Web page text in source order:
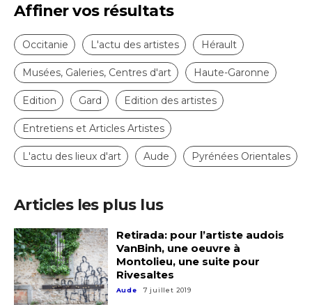
Affiner vos résultats
Occitanie L'actu des artistes Hérault
Musées, Galeries, Centres d'art Haute-Garonne
Edition Gard Edition des artistes
Entretiens et Articles Artistes
L'actu des lieux d'art Aude Pyrénées Orientales
Articles les plus lus
Retirada: pour l’artiste audois
VanBinh, une oeuvre à
Montolieu, une suite pour
Rivesaltes
Aude 7 juillet 2019